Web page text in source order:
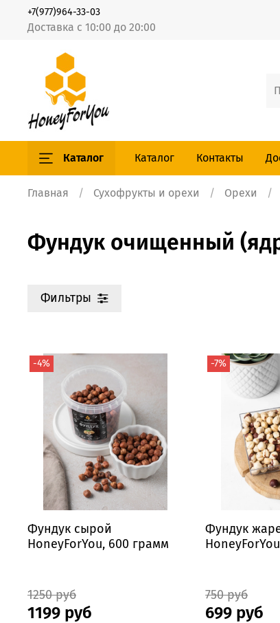
Доставка с 10:00 до 20:00
+7(977)964-33-03
Каталог Каталог Контакты
Главная Сухофрукты и орехи Орехи
Фундук очищенный
Фильтры
-4%
Фундук сырой
HoneyForYou, 600 грамм
1250 руб
1199 руб
-7%
Фундук
750 руб
699 руб